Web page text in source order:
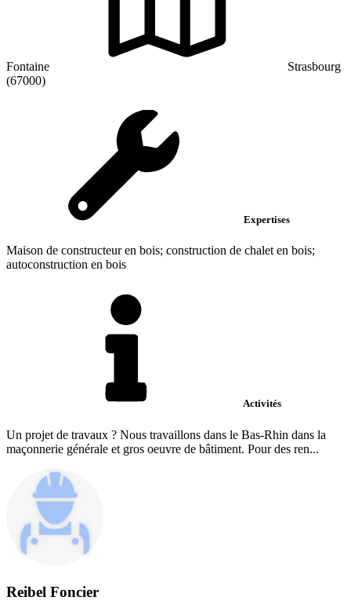
Fontaine
Strasbourg
(67000)
Expertises
Maison de constructeur en bois; construction de chalet en bois;
autoconstruction en bois
Activités
Un projet de travaux ? Nous travaillons dans le Bas-Rhin dans la
maçonnerie générale et gros oeuvre de bâtiment. Pour des ren...
Reibel Foncier